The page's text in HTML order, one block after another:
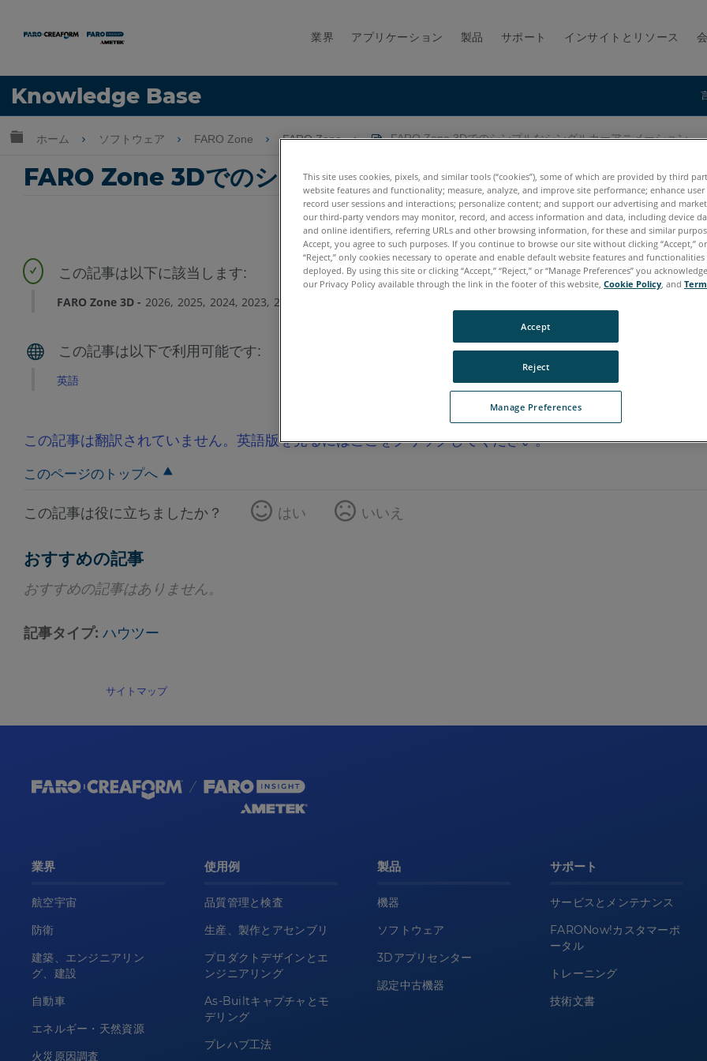
業界 アプリケーション 製品 サポート インサイトとリソース
Knowledge Base
言語
グローバル階層を展開/折りたたむ
ホーム ソフトウェア FARO Zone FARO Zone FARO Zone 3Dでのシンプルなシングルカーアニメーション
FARO Zone 3Dでのシンプルなシングルカーアニメーション
FARO Zone 3D 2026 2025 2024 2023 2022
英語
この記事は翻訳されていません。英語版を見るにはここをクリックしてください。
このページのトップへ
この記事は役に立ちましたか？ はい いいえ
おすすめの記事
おすすめの記事はありません。
記事タイプ ハウツー
サイトマップ
業界
航空宇宙
防衛
建築、エンジニアリン
グ、建設
自動車
エネルギー・天然資源
火災原因調査
使用例
品質管理と検査
生産、製作とアセンブリ
プロダクトデザインとエ
ンジニアリング
As-Builtキャプチャとモ
デリング
プレハブ工法
製品
機器
ソフトウェア
3Dアプリセンター
認定中古機器
サポート
サービスとメンテナンス
FARONow!カスタマーポ
ータル
トレーニング
技術文書
This site uses cookies, pixels, and similar tools (“cookies”), some of which are provided by third
website features and functionality; measure, analyze, and improve site performance; enhance user
record user sessions and interactions; personalize content; and support our advertising and
our third-party vendors may monitor, record, and access information and data, including device
and online identifiers, referring URLs and other browsing information, for these and similar
Accept, you agree to such purposes. If you continue to browse our site without clicking “Accept,”
“Reject,” only cookies necessary to operate and enable default website features and
deployed. By using this site or clicking “Accept,” “Reject,” or “Manage Preferences” you
our Privacy Policy available through the link in the footer of this website, Cookie Policy, and
Manage Preferences
Reject
Accept